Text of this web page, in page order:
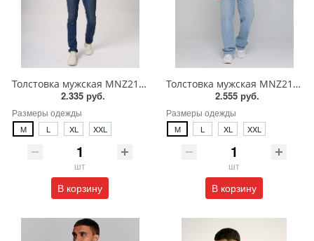
Толстовка мужская MNZ2183/uz400303
2.335 руб.
Размеры одежды
M L XL XXL
шт
В корзину
Толстовка мужская MNZ2183/uz400309
2.555 руб.
Размеры одежды
M L XL XXL
шт
В корзину